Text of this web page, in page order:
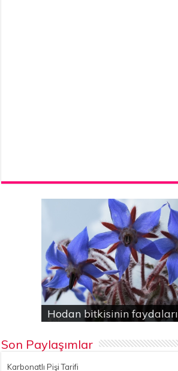
Karbonatlı Pişi Tarifi
Hodan bitkisinin faydaları
Yalancı Baklava Tarifi
Gökçesu Pilavı Tarifi
Nohutlu kereviz yemeği
Son Paylaşımlar
Karbonatlı Pişi Tarifi